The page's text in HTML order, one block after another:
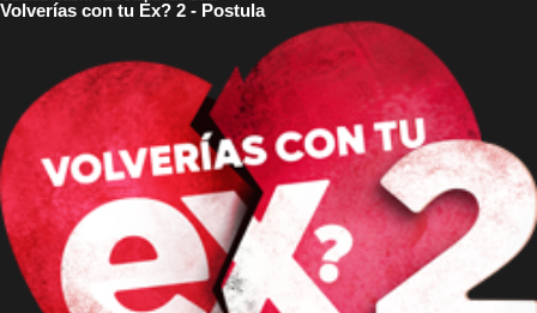
Volverías con tu Ex? 2 - Postula